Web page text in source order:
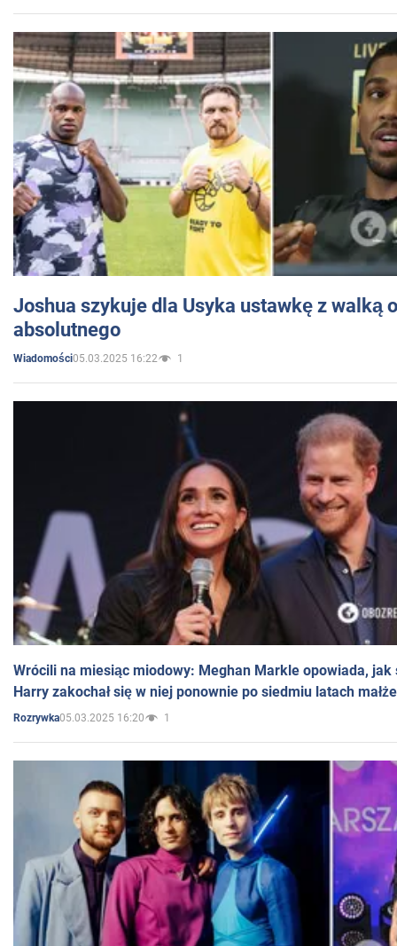
Joshua szykuje dla Usyka ustawkę z walką
absolutnego
Wiadomości05.03.2025 16:22 1
Wrócili na miesiąc miodowy: Meghan Markle opowiada, jak
Harry zakochał się w niej ponownie po siedmiu latach
Rozrywka05.03.2025 16:20 1